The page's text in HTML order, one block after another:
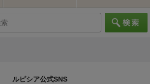
ルピシア公式SNS